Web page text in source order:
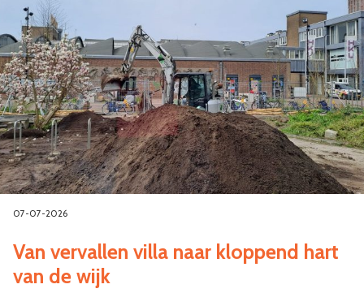
07-07-2026
Van vervallen villa naar kloppend hart
van de wijk